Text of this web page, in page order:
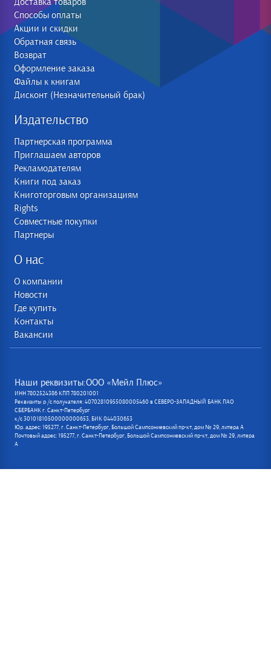
Способы оплаты
Акции и скидки
Обратная связь
Возврат
Оформление заказа
Файлы к книгам
Дисконт (Незначительный брак)
Издательство
Партнерская программа
Приглашаем авторов
Рекламодателям
Книги под заказ
Книготорговым организациям
Rights
Совместные покупки
Партнеры
О нас
О компании
Новости
Где купить
Контакты
Вакансии
Наши реквизиты:ООО «Мейл Плюс»
ИНН 7802524386 КПП 780201001
Реквизиты р /с получателя: 40702810955080005460 в СЕВЕРО-ЗАПАДНЫЙ БАНК ПАО
СБЕРБАНК г. Санкт-Петербург
к/с 30101810500000000653, БИК 044030653
Юр. адрес: 195277, г. Санкт-Петербург, Большой Сампсониевский пр-кт, дом № 29, литера А
Почтовый адрес: 195277, г. Санкт-Петербург, Большой Сампсониевский пр-кт, дом № 29, литера
А